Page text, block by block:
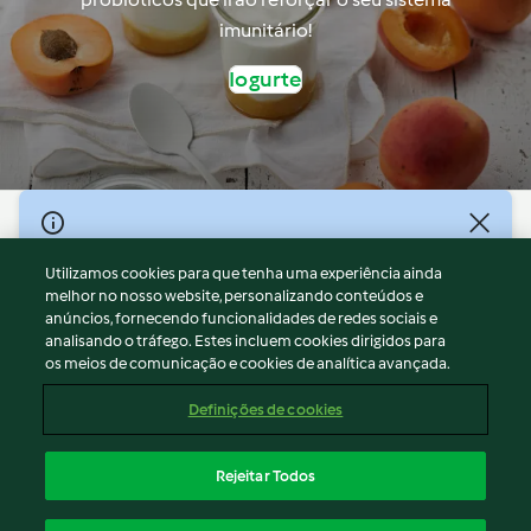
imunitário!
Iogurte
© Copyright 2026
Termos de Utilização
Aviso sobre Proteção de Dados
Aviso
Apoio legal
Conteúdo do relatório
Declaração de acessibilidade
Utilizamos cookies para que tenha uma experiência ainda
melhor no nosso website, personalizando conteúdos e
anúncios, fornecendo funcionalidades de redes sociais e
analisando o tráfego. Estes incluem cookies dirigidos para
os meios de comunicação e cookies de analítica avançada.
Definições de cookies
Rejeitar Todos